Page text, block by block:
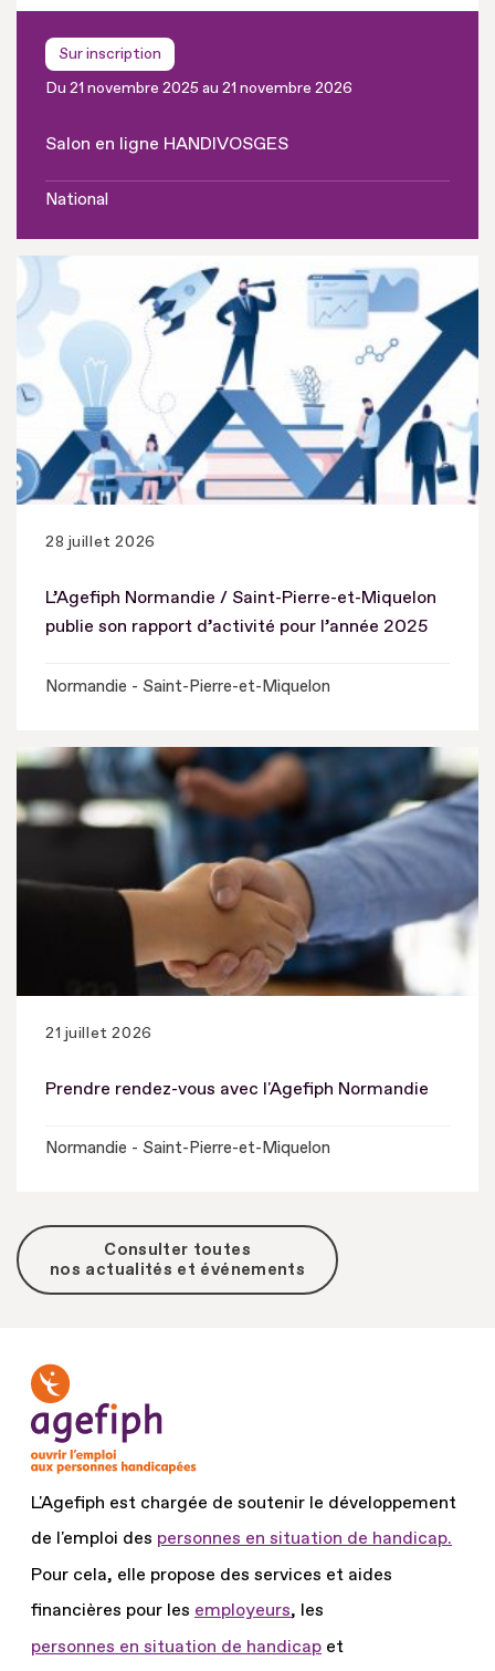
Sur inscription
Du 21 novembre 2025 au 21 novembre 2026
Salon en ligne HANDIVOSGES
National
28 juillet 2026
L’Agefiph Normandie / Saint-Pierre-et-Miquelon
publie son rapport d’activité pour l’année 2025
Normandie - Saint-Pierre-et-Miquelon
21 juillet 2026
Prendre rendez-vous avec l'Agefiph Normandie
Normandie - Saint-Pierre-et-Miquelon
Consulter toutes
nos actualités et événements
L'Agefiph est chargée de soutenir le développement
de l'emploi des personnes en situation de handicap.
Pour cela, elle propose des services et aides
financières pour les employeurs, les
personnes en situation de handicap et